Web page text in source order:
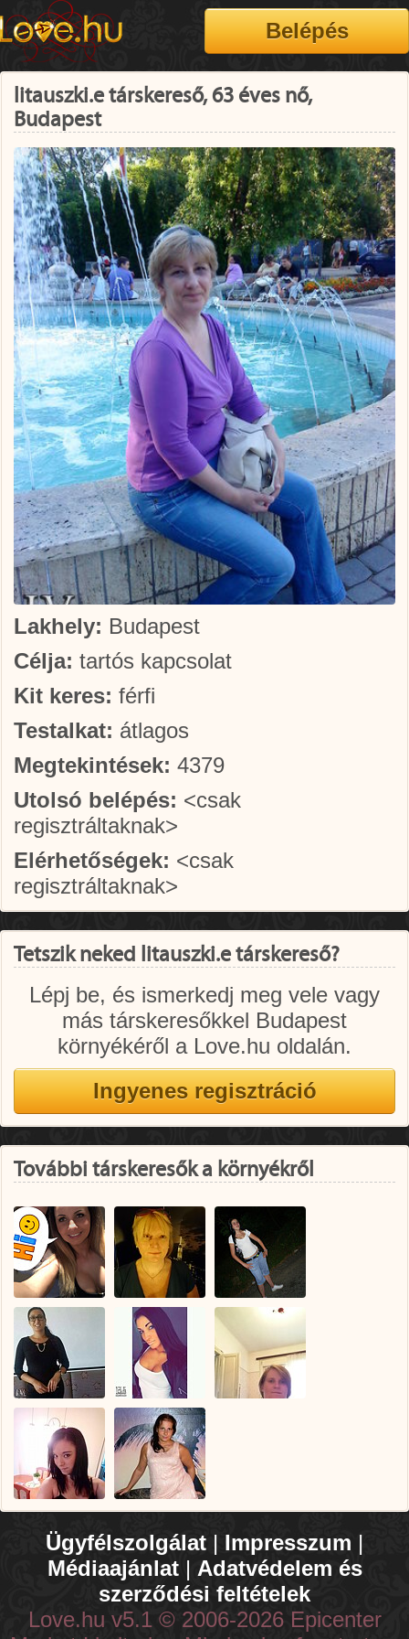
litauszki.e társkereső, 63 éves nő,
Budapest
Lakhely: Budapest
Célja: tartós kapcsolat
Kit keres: férfi
Testalkat: átlagos
Megtekintések: 4379
Utolsó belépés: <csak
regisztráltaknak>
Elérhetőségek: <csak
regisztráltaknak>
Tetszik neked litauszki.e társkereső?
Lépj be, és ismerkedj meg vele vagy
más társkeresőkkel Budapest
környékéről a Love.hu oldalán.
További társkeresők a környékről
Ügyfélszolgálat | Impresszum |
Médiaajánlat| Adatvédelem és
szerződési feltételek
Love.hu v5.1 © 2006-2026 Epicenter